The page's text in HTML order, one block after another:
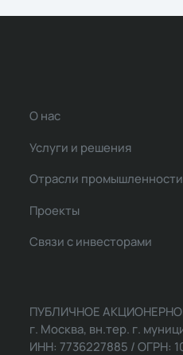
О нас
Услуги и решения
Отрасли промышленности
Проекты
Связи с инвесторами
ПУБЛИЧНОЕ
г. Москва, вн.тер. г.
ИНН: 7736227885 / ОГРН: